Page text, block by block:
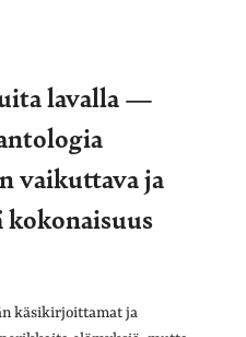
lavalla —
vaikuttava ja
käsikirjoittamat ja